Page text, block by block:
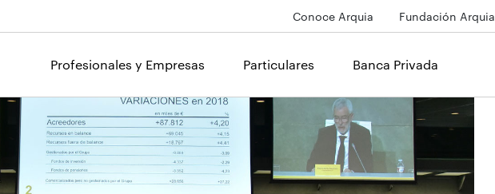
Conoce Arquia Fundación Arquia
Profesionales y Empresas Particulares Banca Privada